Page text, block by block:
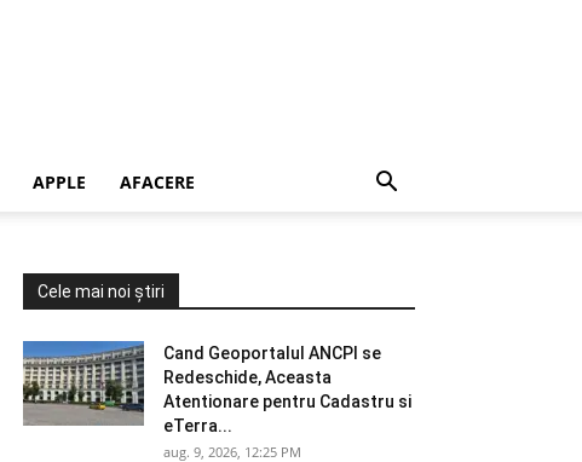
APPLE AFACERE
Cele mai noi știri
Cand Geoportalul ANCPI se
Redeschide, Aceasta
Atentionare pentru Cadastru si
eTerra...
aug. 9, 2026, 12:25 PM